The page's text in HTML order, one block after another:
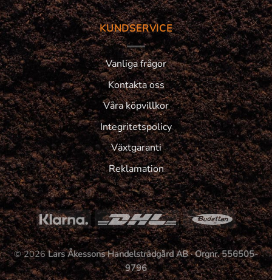
KUNDSERVICE
Vanliga frågor
Kontakta oss
Våra köpvillkor
Integritetspolicy
Växtgaranti
Reklamation
© 2026Lars Åkessons Handelsträdgård AB · Orgnr. 556505-
9796